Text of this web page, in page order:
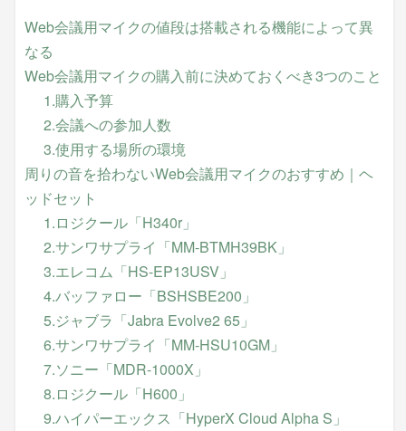
Web会議用マイクの値段は搭載される機能によって異
なる
Web会議用マイクの購入前に決めておくべき3つのこと
1.購入予算
2.会議への参加人数
3.使用する場所の環境
周りの音を拾わないWeb会議用マイクのおすすめ｜ヘ
ッドセット
1.ロジクール「H340r」
2.サンワサプライ「MM-BTMH39BK」
3.エレコム「HS-EP13USV」
4.バッファロー「BSHSBE200」
5.ジャブラ「Jabra Evolve2 65」
6.サンワサプライ「MM-HSU10GM」
7.ソニー「MDR-1000X」
8.ロジクール「H600」
9.ハイパーエックス「HyperX Cloud Alpha S」